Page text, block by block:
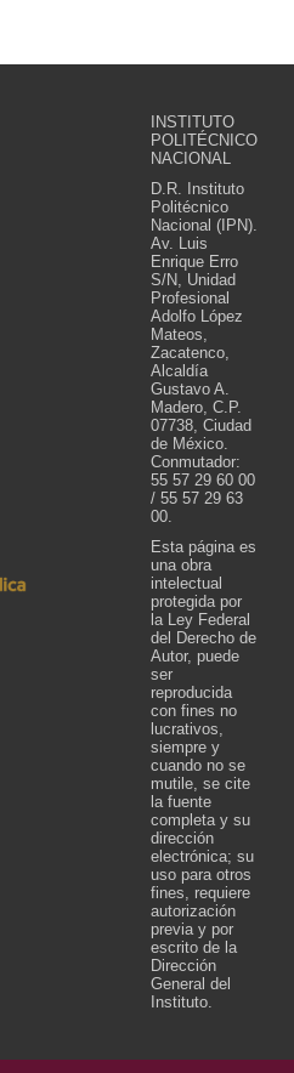
INSTITUTO
POLITÉCNICO
NACIONAL
D.R. Instituto
Politécnico
Nacional (IPN).
Av. Luis
Enrique Erro
S/N, Unidad
Profesional
Adolfo López
Mateos,
Zacatenco,
Alcaldía
Gustavo A.
Madero, C.P.
07738, Ciudad
de México.
Conmutador:
55 57 29 60 00
/ 55 57 29 63
00.
Esta página es
una obra
intelectual
protegida por
la Ley Federal
del Derecho de
Autor, puede
ser
reproducida
con fines no
lucrativos,
siempre y
cuando no se
mutile, se cite
la fuente
completa y su
dirección
electrónica; su
uso para otros
fines, requiere
autorización
previa y por
escrito de la
Dirección
General del
Instituto.